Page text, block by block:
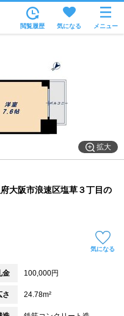
場から
学時間から
集から
閲覧履歴 気になる メニュー
拡大
大阪市浪速区塩草３丁目の
気になる
金 100,000円
さ 24.78m²